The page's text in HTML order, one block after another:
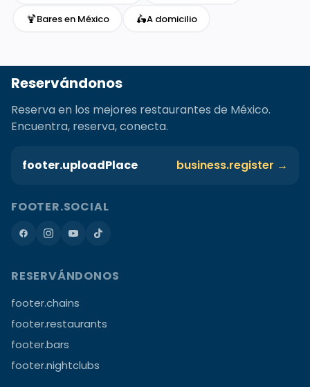
🍹Bares en México 🛵A domicilio
Reservándonos
Reserva en los mejores restaurantes de México.
Encuentra, reserva, conecta.
footer.uploadPlace business.register →
FOOTER.SOCIAL
RESERVÁNDONOS
footer.chains
footer.restaurants
footer.bars
footer.nightclubs